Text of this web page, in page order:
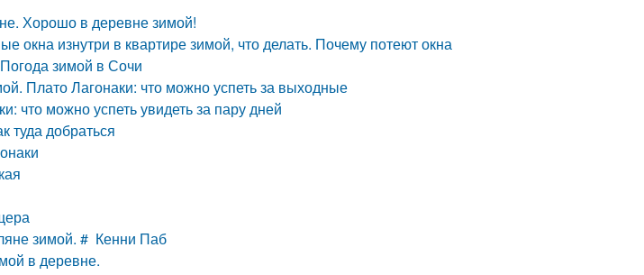
Хорошо в деревне зимой!
окна изнутри в квартире зимой, что делать. Почему потеют окна
зимой в Сочи
Плато Лагонаки: что можно успеть за выходные
что можно успеть увидеть за пару дней
туда добраться
зимой. # Кенни Паб
в деревне.